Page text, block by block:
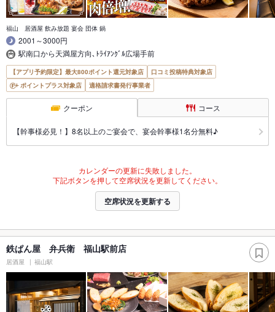
福山 居酒屋 飲み放題 宴会 団体 鍋
2001～3000円
駅南口から天満屋方向､ﾄﾗｲｱﾝｸﾞﾙ広場手前
【アプリ予約限定】最大800ポイント還元対象店
口コミ投稿特典対象店
ポイントプラス対象店
適格請求書発行事業者
クーポン コース
【幹事様必見！】8名以上のご宴会で、宴会幹事様1名分無料♪
カレンダーの更新に失敗しました。
下記ボタンを押して空席状況を更新してください。
空席状況を更新する
鉄ぱん屋 弁兵衛 福山駅前店
居酒屋 福山駅